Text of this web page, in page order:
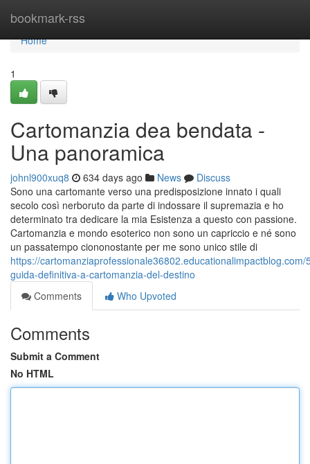
bookmark-rss
Home
Home
1
Cartomanzia dea bendata -
Una panoramica
johnl900xuq8 634 days ago News
Discuss
Sono una cartomante verso una predisposizione innato i quali
secolo così nerboruto da parte di indossare il supremazia e ho
determinato tra dedicare la mia Esistenza a questo con passione.
Cartomanzia e mondo esoterico non sono un capriccio e né sono
un passatempo ciononostante per me sono unico stile di
https://cartomanziaprofessionale36802.educationalimpactblog.com/
guida-definitiva-a-cartomanzia-del-destino
Comments
Who Upvoted
Comments
Submit a Comment
No HTML